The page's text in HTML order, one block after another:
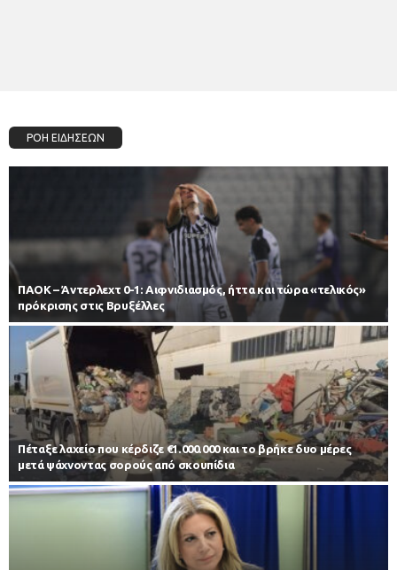
ΡΟΗ ΕΙΔΗΣΕΩΝ
ΠΑΟΚ – Άντερλεχτ 0-1: Αιφνιδιασμός, ήττα και τώρα «τελικός»
πρόκρισης στις Βρυξέλλες
Πέταξε λαχείο που κέρδιζε €1.000.000 και το βρήκε δυο μέρες
μετά ψάχνοντας σορούς από σκουπίδια